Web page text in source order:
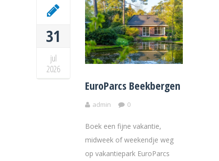
31
jul
2026
EuroParcs Beekbergen
admin 0
Boek een fijne vakantie,
midweek of weekendje weg
op vakantiepark EuroParcs